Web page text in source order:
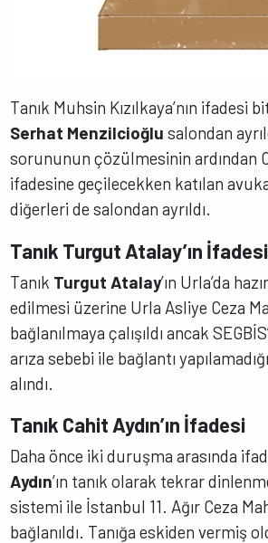
Tanık Muhsin Kızılkaya’nın ifadesi
Serhat Menzilcioğlu salondan
sorununun çözülmesinin ardından
ifadesine geçilecekken katılan
diğerleri de salondan ayrıldı.
Tanık Turgut Atalay’ın İfadesi
Tanık Turgut Atalay’ın Urla’da
edilmesi üzerine Urla Asliye Ceza
bağlanılmaya çalışıldı ancak
arıza sebebi ile bağlantı
alındı.
Tanık Cahit Aydın’ın İfadesi
Daha önce iki duruşma arasında
Aydın’ın tanık olarak tekrar
sistemi ile İstanbul 11. Ağır Ceza
bağlanıldı. Tanığa eskiden vermiş